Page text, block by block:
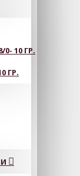
10 ГР.
ГР.